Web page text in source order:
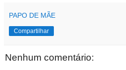
PAPO DE MÃE
Compartilhar
Nenhum comentário: